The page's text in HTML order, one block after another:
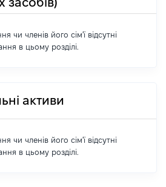
чи членів його сім'ї відсутні
в цьому розділі.
активи
чи членів його сім'ї відсутні
в цьому розділі.